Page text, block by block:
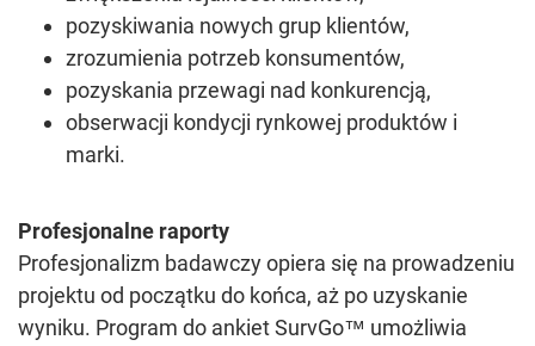
pozyskiwania nowych grup klientów,
zrozumienia potrzeb konsumentów,
pozyskania przewagi nad konkurencją,
obserwacji kondycji rynkowej produktów i
marki.
Profesjonalne raporty
Profesjonalizm badawczy opiera się na prowadzeniu
projektu od początku do końca, aż po uzyskanie
wyniku. Program do ankiet SurvGo™ umożliwia